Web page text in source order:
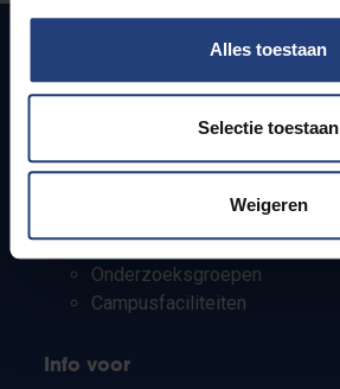
Alles toestaan
Selectie toestaan
Weigeren
Snel naar
Webmail
Bereikbaarheid
Onderzoeksgroepen
Campusfaciliteiten
Info voor